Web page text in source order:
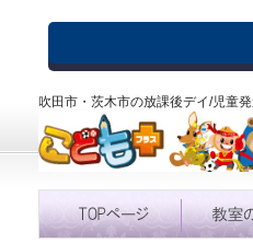
吹田市・茨木市の放課後デイ/児童